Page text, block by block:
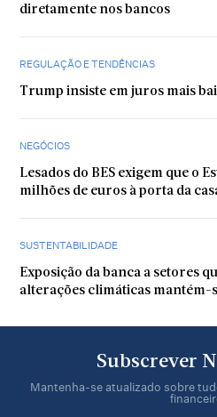
diretamente nos bancos
REGULAÇÃO E TENDÊNCIAS
Trump insiste em juros mais
NEGÓCIOS
Lesados do BES exigem que o
milhões de euros à porta da
SUSTENTABILIDADE
Exposição da banca a setores
alterações climáticas mantém-
Subscrever
Mantenha-se atualizado sobre